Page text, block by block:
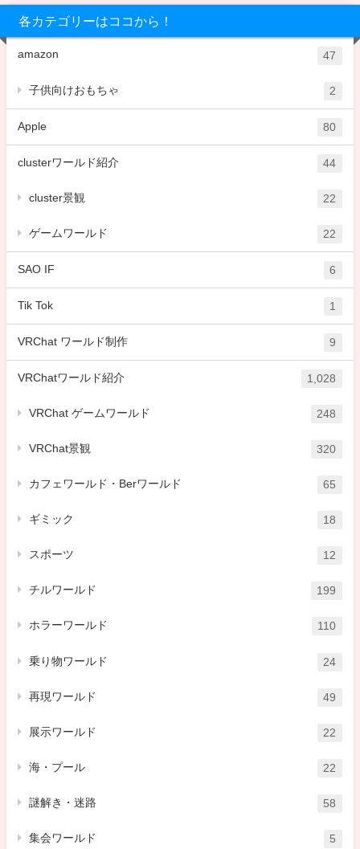
各カテゴリーはココから！
amazon 47
子供向けおもちゃ 2
Apple 80
clusterワールド紹介 44
cluster景観 22
ゲームワールド 22
SAO IF 6
Tik Tok 1
VRChat ワールド制作 9
VRChatワールド紹介 1,028
VRChat ゲームワールド 248
VRChat景観 320
カフェワールド・Berワールド 65
ギミック 18
スポーツ 12
チルワールド 199
ホラーワールド 110
乗り物ワールド 24
再現ワールド 49
展示ワールド 22
海・プール 22
謎解き・迷路 58
集会ワールド 5